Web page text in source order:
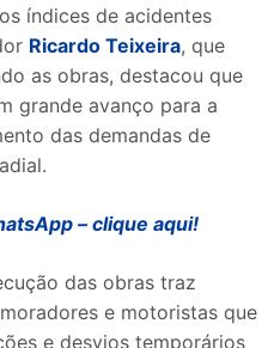
índices de acidentes
Ricardo Teixeira, que
as obras, destacou que
grande avanço para a
das demandas de
– clique aqui!
das obras traz
e motoristas que
e desvios temporários